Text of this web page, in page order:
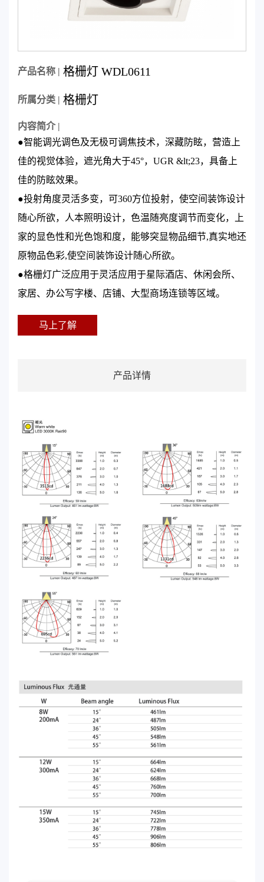
产品名称 | 格栅灯 WDL0611
所属分类 | 格栅灯
内容简介 |
●智能调光调色及无极可调焦技术，深藏防眩，营造上
佳的视觉体验，遮光角大于45°，UGR &lt;23，具备上
佳的防眩效果。
●投射角度灵活多变，可360方位投射，使空间装饰设计
随心所欲，人本照明设计，色温随亮度调节而变化，上
家的显色性和光色饱和度，能够突显物品细节,真实地还
原物品色彩,使空间装饰设计随心所欲。
●格栅灯广泛应用于灵活应用于星际酒店、休闲会所、
家居、办公写字楼、店铺、大型商场连锁等区域。
马上了解
产品详情